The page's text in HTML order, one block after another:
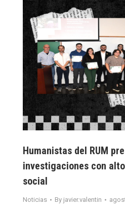
Humanistas del RUM
investigaciones con
social
Noticias By javier.valentin